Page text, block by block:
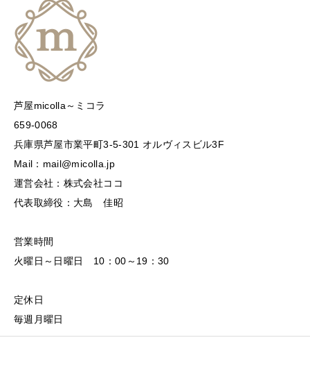
芦屋micolla～ミコラ
659-0068
兵庫県芦屋市業平町3-5-301 オルヴィスビル3F
Mail：mail@micolla.jp
運営会社：株式会社ココ
代表取締役：大島 佳昭
営業時間
火曜日～日曜日 10：00～19：30
定休日
毎週月曜日